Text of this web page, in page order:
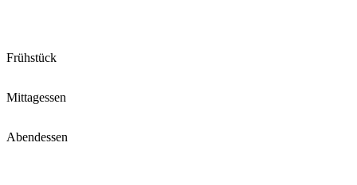
Frühstück
Mittagessen
Abendessen